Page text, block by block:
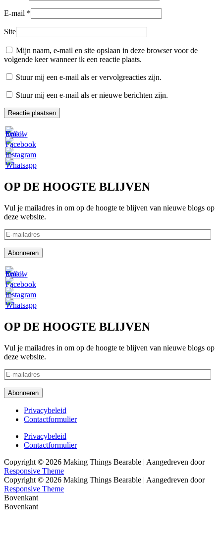
E-mail *
Site
Mijn naam, e-mail en site opslaan in deze browser voor de
volgende keer wanneer ik een reactie plaats.
Stuur mij een e-mail als er vervolgreacties zijn.
Stuur mij een e-mail als er nieuwe berichten zijn.
OP DE HOOGTE BLIJVEN
Vul je mailadres in om op de hoogte te blijven van nieuwe blogs op
deze website.
E-
mailadres
Abonneren
OP DE HOOGTE BLIJVEN
Vul je mailadres in om op de hoogte te blijven van nieuwe blogs op
deze website.
E-
mailadres
Abonneren
Footer
menu
Privacybeleid
Contactformulier
Footer
menu
Privacybeleid
Contactformulier
Copyright © 2026 Making Things Bearable | Aangedreven door
Responsive Theme
Copyright © 2026 Making Things Bearable | Aangedreven door
Responsive Theme
Bovenkant
Bovenkant